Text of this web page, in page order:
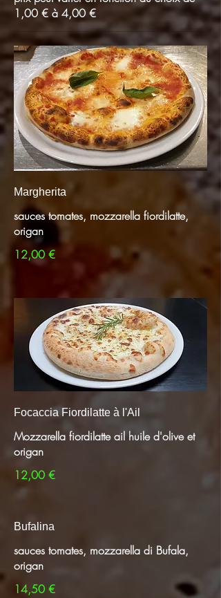
1,00 € à 4,00 €
Margherita
sauces tomates, mozzarella fiordilatte,
origan
12,00 €
Focaccia Fiordilatte à l'Ail
Mozzarella fiordilatte ail huile d'olive et
origan
12,00 €
Bufalina
sauces tomates, mozzarella di Bufala,
origan
14,50 €